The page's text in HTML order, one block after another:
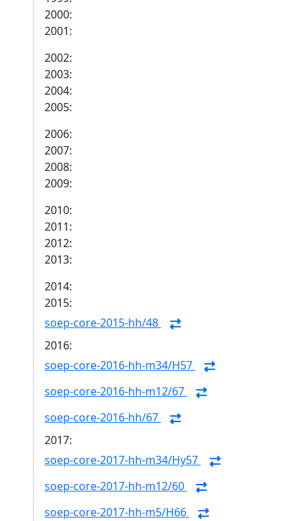
2000:
2001:
2002:
2003:
2004:
2005:
2006:
2007:
2008:
2009:
2010:
2011:
2012:
2013:
2014:
2015:
soep-core-2015-hh/48
2016:
soep-core-2016-hh-m34/H57
soep-core-2016-hh-m12/67
soep-core-2016-hh/67
2017:
soep-core-2017-hh-m34/Hy57
soep-core-2017-hh-m12/60
soep-core-2017-hh-m5/H66